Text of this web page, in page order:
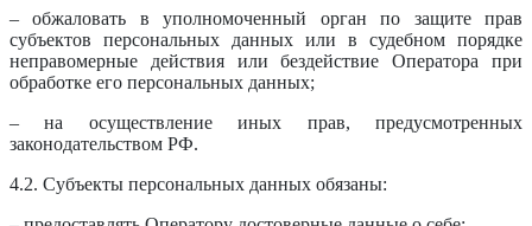
– обжаловать в уполномоченный орган по защите прав
субъектов персональных данных или в судебном порядке
неправомерные действия или бездействие Оператора при
обработке его персональных данных;
– на осуществление иных прав, предусмотренных
законодательством РФ.
4.2. Субъекты персональных данных обязаны: